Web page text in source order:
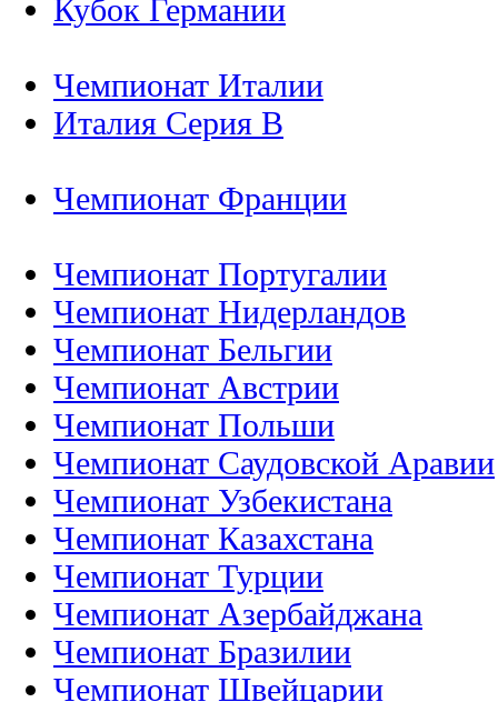
Кубок Германии
Чемпионат Италии
Италия Серия B
Чемпионат Франции
Чемпионат Португалии
Чемпионат Нидерландов
Чемпионат Бельгии
Чемпионат Австрии
Чемпионат Польши
Чемпионат Саудовской Аравии
Чемпионат Узбекистана
Чемпионат Казахстана
Чемпионат Турции
Чемпионат Азербайджана
Чемпионат Бразилии
Чемпионат Швейцарии